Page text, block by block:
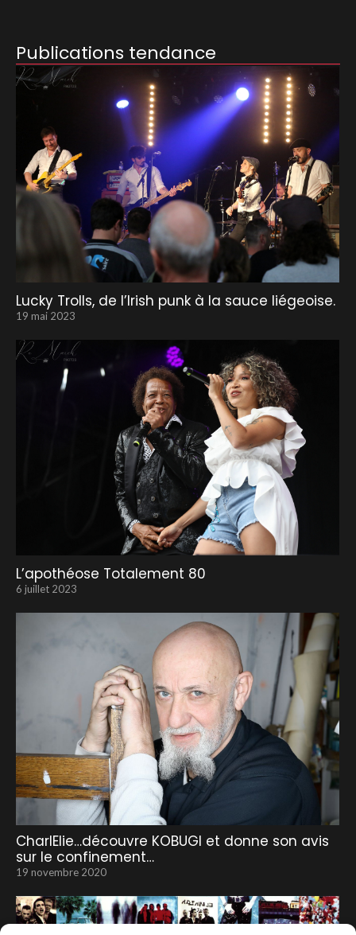
Publications tendance
Lucky Trolls, de l’Irish punk à la sauce liégeoise.
19 mai 2023
L’apothéose Totalement 80
6 juillet 2023
CharlElie…découvre KOBUGI et donne son avis
sur le confinement…
19 novembre 2020